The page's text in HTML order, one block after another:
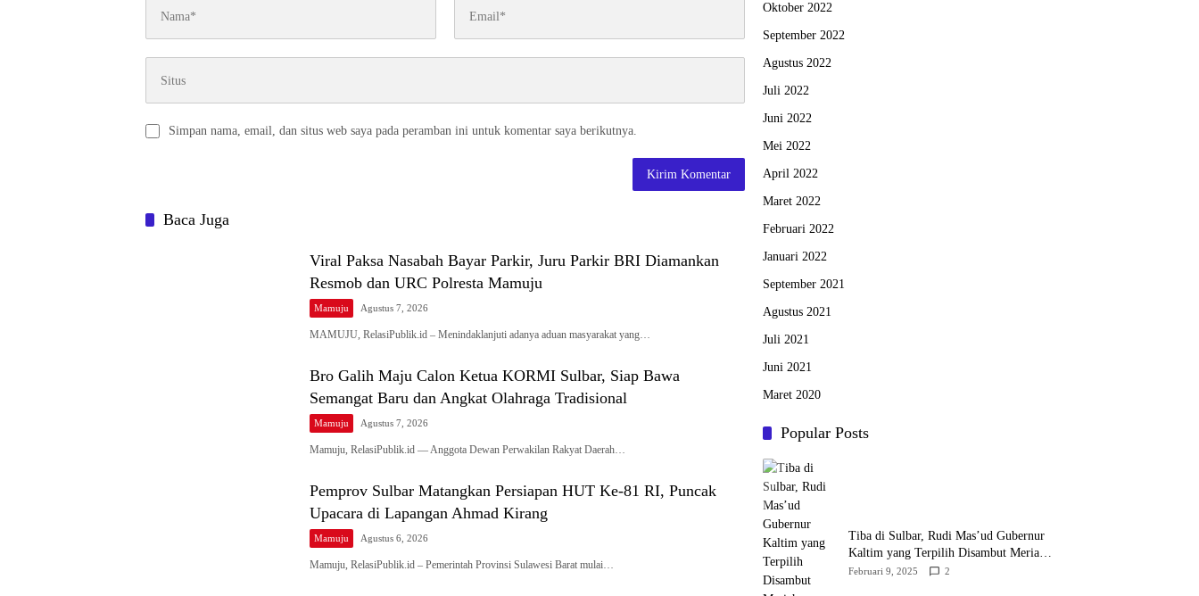
Simpan nama, email, dan situs web saya pada peramban ini untuk komentar saya berikutnya.
Baca Juga
Viral Paksa Nasabah Bayar Parkir, Juru Parkir BRI Diamankan
Resmob dan URC Polresta Mamuju
Mamuju Agustus 7, 2026
MAMUJU, RelasiPublik.id – Menindaklanjuti adanya aduan masyarakat yang…
Bro Galih Maju Calon Ketua KORMI Sulbar, Siap Bawa
Semangat Baru dan Angkat Olahraga Tradisional
Mamuju Agustus 7, 2026
Mamuju, RelasiPublik.id — Anggota Dewan Perwakilan Rakyat Daerah…
Pemprov Sulbar Matangkan Persiapan HUT Ke-81 RI, Puncak
Upacara di Lapangan Ahmad Kirang
Mamuju Agustus 6, 2026
Mamuju, RelasiPublik.id – Pemerintah Provinsi Sulawesi Barat mulai…
Oktober 2022
September 2022
Agustus 2022
Juli 2022
Juni 2022
Mei 2022
April 2022
Maret 2022
Februari 2022
Januari 2022
September 2021
Agustus 2021
Juli 2021
Juni 2021
Maret 2020
Popular Posts
Tiba di Sulbar, Rudi Mas’ud Gubernur
Kaltim yang Terpilih Disambut Meriah
Ratusan Masyarakat
Februari 9, 2025 2